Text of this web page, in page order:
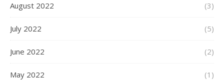
August 2022 (3)
July 2022 (5)
June 2022 (2)
May 2022 (1)